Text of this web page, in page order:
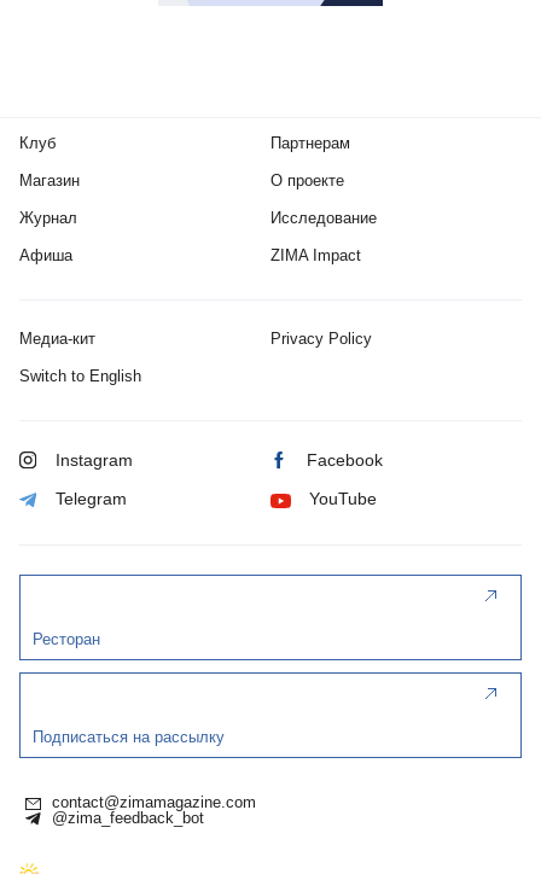
Клуб
Магазин
Журнал
Афиша
Партнерам
О проекте
Исследование
ZIMA Impact
Медиа-кит Privacy Policy
Switch to English
Instagram Facebook
Telegram YouTube
Ресторан
Подписаться на рассылку
contact@zimamagazine.com
@zima_feedback_bot